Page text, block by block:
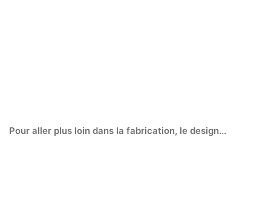
Pour aller plus loin dans la fabrication, le design...